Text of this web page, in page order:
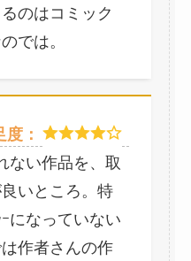
のはコミック
では。
度：
ない作品を、取
いところ。特
になっていない
作者さんの作